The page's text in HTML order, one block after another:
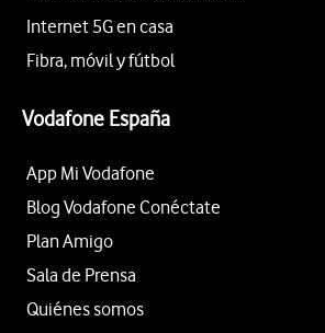
Internet 5G en casa
Fibra, móvil y fútbol
Vodafone España
App Mi Vodafone
Blog Vodafone Conéctate
Plan Amigo
Sala de Prensa
Quiénes somos